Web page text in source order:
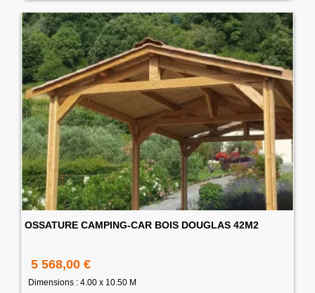
OSSATURE CAMPING-CAR BOIS DOUGLAS 42M2
5 568,00 €
Dimensions : 4.00 x 10.50 M